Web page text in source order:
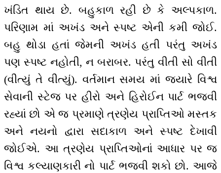
ખંડિત થાય છે. બહુકાળ રહી છે કે અલ્પકાળ.
પરિણામ માં અખંડ અને સ્પષ્ટ એની કમી જોઈ.
બહુ થોડા હતાં જેમની અખંડ હતી પરંતુ અખંડ
પણ સ્પષ્ટ નહોતી, ન બરાબર. પરંતુ વીતી સો વીતી
(વીત્યું તે વીત્યું). વર્તમાન સમય માં જ્યારે વિશ્વ
સેવાની સ્ટેજ પર હીરો અને હિરોઈન પાર્ટ ભજવી
રહ્યાં છો એ જ પ્રમાણે ત્રણેય પ્રાપ્તિઓ મસ્તક
અને નયનો દ્વારા સદાકાળ અને સ્પષ્ટ દેખાવી
જોઈએ. આ ત્રણેય પ્રાપ્તિઓનાં આધાર પર જ
વિશ્વ કલ્યાણકારી નો પાર્ટ ભજવી શકો છો. આજે